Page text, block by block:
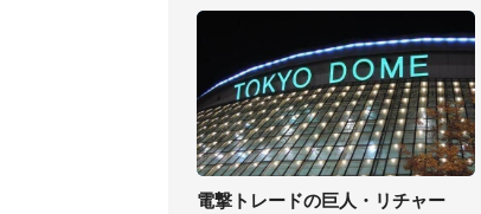
電撃トレードの巨人・リチャー